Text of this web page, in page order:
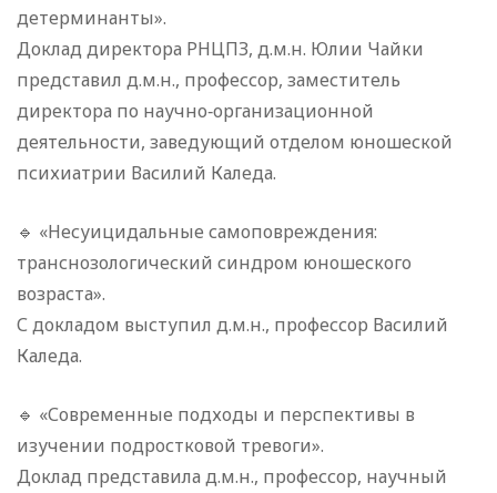
детерминанты».
Доклад директора РНЦПЗ, д.м.н. Юлии Чайки
представил д.м.н., профессор, заместитель
директора по научно‑организационной
деятельности, заведующий отделом юношеской
психиатрии Василий Каледа.
🔹 «Несуицидальные самоповреждения:
транснозологический синдром юношеского
возраста».
С докладом выступил д.м.н., профессор Василий
Каледа.
🔹 «Современные подходы и перспективы в
изучении подростковой тревоги».
Доклад представила д.м.н., профессор, научный